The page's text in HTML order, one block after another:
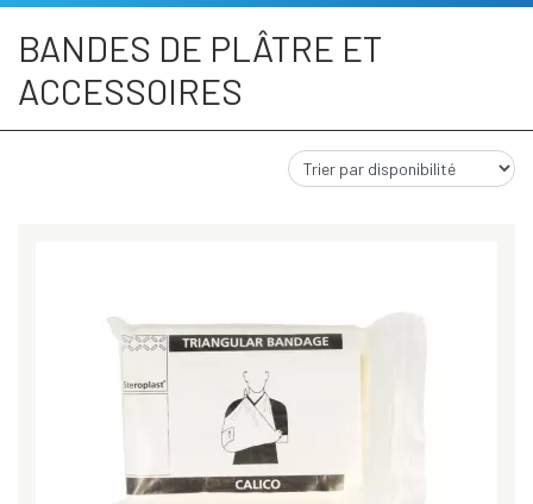
BANDES DE PLÂTRE ET
ACCESSOIRES